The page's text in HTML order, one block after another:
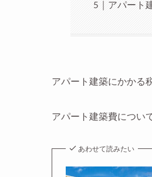
アパート
アパート建築にかかる
アパート建築費につい
あわせて読みたい